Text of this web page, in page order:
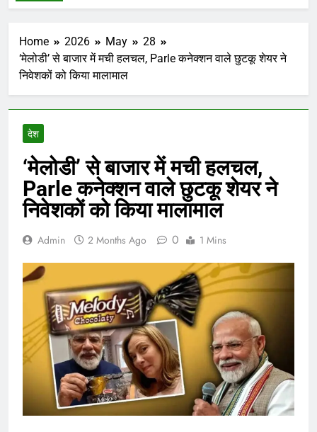
Home 2026 May
28
‘मेलोडी’ से बाजार में मची हलचल, Parle कनेक्शन वाले छुटकू शेयर ने
निवेशकों को किया मालामाल
देश
‘मेलोडी’ से बाजार में मची हलचल,
Parle कनेक्शन वाले छुटकू शेयर ने
निवेशकों को किया मालामाल
Admin 2 Months Ago 0 1 Mins